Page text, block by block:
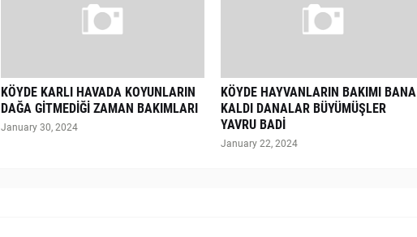
KÖYDE KARLI HAVADA KOYUNLARIN
DAĞA GİTMEDİĞİ ZAMAN BAKIMLARI
January 30, 2024
KÖYDE HAYVANLARIN BAKIMI BANA
KALDI DANALAR BÜYÜMÜŞLER
YAVRU BADİ
January 22, 2024